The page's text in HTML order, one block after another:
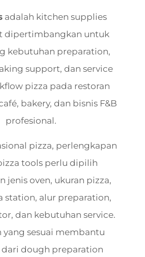
adalah kitchen supplies
dipertimbangkan untuk
kebutuhan preparation,
support, dan service
pizza pada restoran
bakery, dan bisnis F&B
profesional.
pizza, perlengkapan
tools perlu dipilih
jenis oven, ukuran pizza,
station, alur preparation,
dan kebutuhan service.
yang sesuai membantu
dough preparation